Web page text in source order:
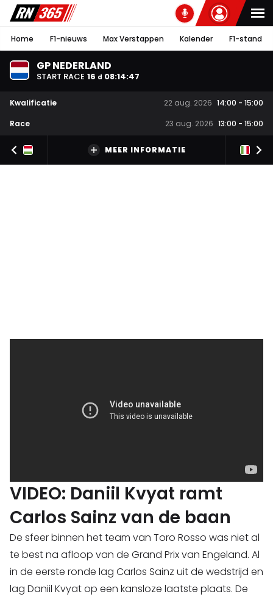
Home F1-nieuws Max Verstappen Kalender F1-stand
GP NEDERLAND
START RACE 16 d 08:14:47
Kwalificatie 22 aug. 2026 14:00 - 15:00
Race
23 aug. 2026 13:00 - 15:00
MEER INFORMATIE
VIDEO: Daniil Kvyat ramt
Carlos Sainz van de baan
De sfeer binnen het team van Toro Rosso was niet al
te best na afloop van de Grand Prix van Engeland. Al
in de eerste ronde lag Carlos Sainz uit de wedstrijd en
lag Daniil Kvyat op een kansloze laatste plaats. De